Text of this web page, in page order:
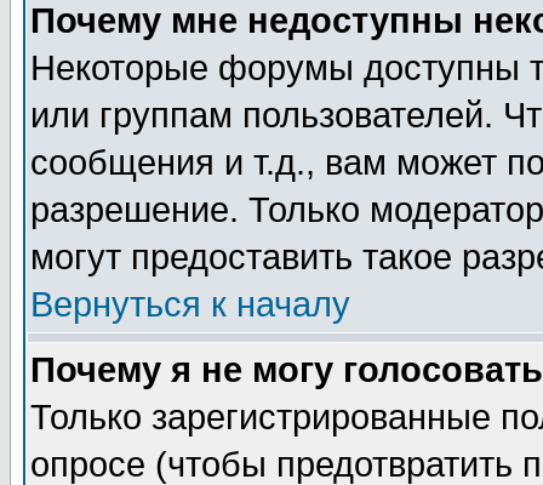
Почему мне недоступны
Некоторые форумы доступны
или группам пользователей.
сообщения и т.д., вам может
разрешение. Только
могут предоставить такое
Вернуться к началу
Почему я не могу
Только зарегистрированные
опросе (чтобы предотвратить